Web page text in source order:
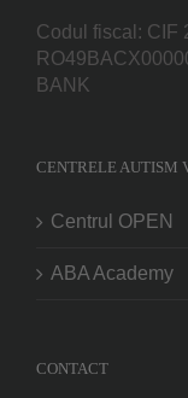
Codul fiscal: CIF
BANK
CENTRELE AUTISM
Centrul OPEN
ABA Academy
CONTACT